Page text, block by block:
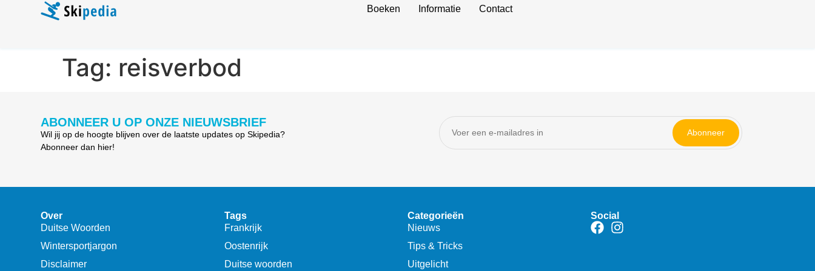
Boeken Informatie Contact
Tag: reisverbod
ABONNEER U OP ONZE NIEUWSBRIEF
Wil jij op de hoogte blijven over de laatste updates op Skipedia?
Abonneer dan hier!
Abonneer
Over
Duitse Woorden
Wintersportjargon
Disclaimer
Tags
Frankrijk
Oostenrijk
Duitse woorden
Categorieën
Nieuws
Tips & Tricks
Uitgelicht
Social